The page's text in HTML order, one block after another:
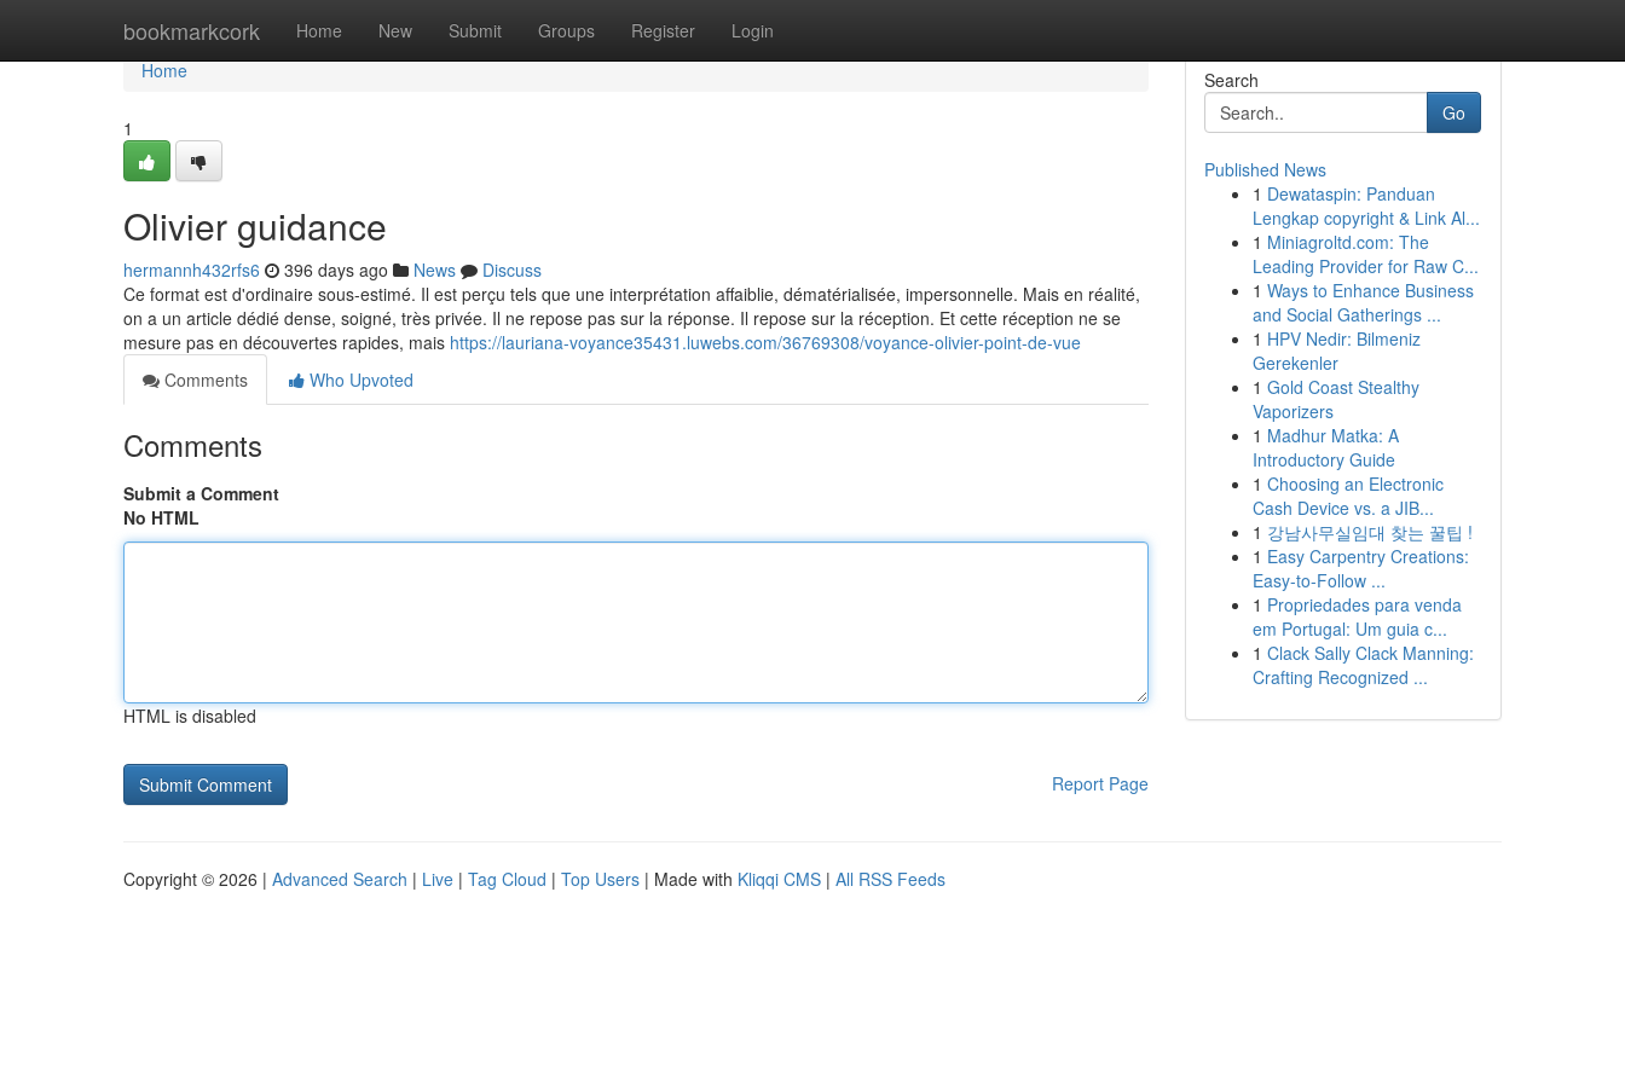
bookmarkcork Home New Submit Groups Register Login
Home
Home
1
Olivier guidance
hermannh432rfs6 396 days ago News
Discuss
Ce format est d'ordinaire sous-estimé. Il est perçu tels que une interprétation affaiblie, dématérialisée, impersonnelle. Mais en réalité,
on a un article dédié dense, soigné, très privée. Il ne repose pas sur la réponse. Il repose sur la réception. Et cette réception ne se
mesure pas en découvertes rapides, mais https://lauriana-voyance35431.luwebs.com/36769308/voyance-olivier-point-de-vue
Comments
Who Upvoted
Comments
Submit a Comment
No HTML
HTML is disabled
Report Page
Search
Go
Published News
1 Dewataspin: Panduan
Lengkap copyright & Link Al...
1 Miniagroltd.com: The
Leading Provider for Raw C...
1 Ways to Enhance Business
and Social Gatherings ...
1 HPV Nedir: Bilmeniz
Gerekenler
1 Gold Coast Stealthy
Vaporizers
1 Madhur Matka: A
Introductory Guide
1 Choosing an Electronic
Cash Device vs. a JIB...
1 강남사무실임대 찾는 꿀팁 !
1 Easy Carpentry Creations:
Easy-to-Follow ...
1 Propriedades para venda
em Portugal: Um guia c...
1 Clack Sally Clack Manning:
Crafting Recognized ...
Copyright © 2026 | Advanced Search | Live | Tag Cloud | Top Users | Made with Kliqqi CMS | All RSS Feeds